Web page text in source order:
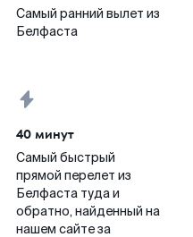
Самый ранний вылет из
Белфаста
40 минут
Самый быстрый
прямой перелет из
Белфаста туда и
обратно, найденный на
нашем сайте за